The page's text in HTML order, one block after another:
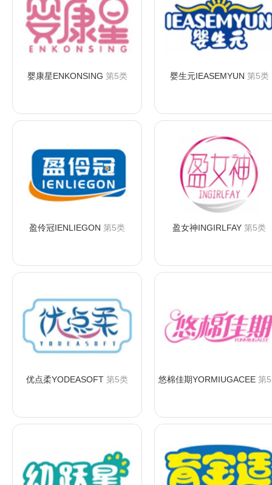
婴康星ENKONSING 第5类 婴生元IEASEMYUN 第5类
盈伶冠IENLIEGON 第5类 盈女神INGIRLFAY 第5类
优点柔YODEASOFT 第5类 悠棉佳期YORMIUGACEE 第